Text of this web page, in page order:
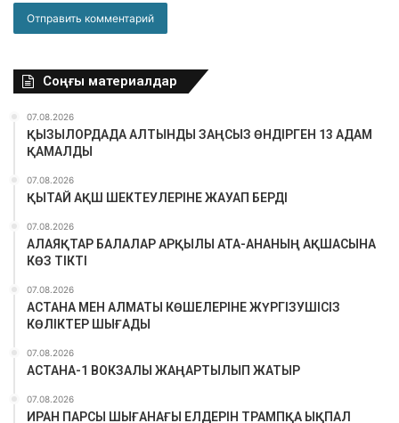
Соңғы материалдар
07.08.2026
ҚЫЗЫЛОРДАДА АЛТЫНДЫ ЗАҢСЫЗ ӨНДІРГЕН 13 АДАМ
ҚАМАЛДЫ
07.08.2026
ҚЫТАЙ АҚШ ШЕКТЕУЛЕРІНЕ ЖАУАП БЕРДІ
07.08.2026
АЛАЯҚТАР БАЛАЛАР АРҚЫЛЫ АТА-АНАНЫҢ АҚШАСЫНА
КӨЗ ТІКТІ
07.08.2026
АСТАНА МЕН АЛМАТЫ КӨШЕЛЕРІНЕ ЖҮРГІЗУШІСІЗ
КӨЛІКТЕР ШЫҒАДЫ
07.08.2026
АСТАНА-1 ВОКЗАЛЫ ЖАҢАРТЫЛЫП ЖАТЫР
07.08.2026
ИРАН ПАРСЫ ШЫҒАНАҒЫ ЕЛДЕРІН ТРАМПҚА ЫҚПАЛ